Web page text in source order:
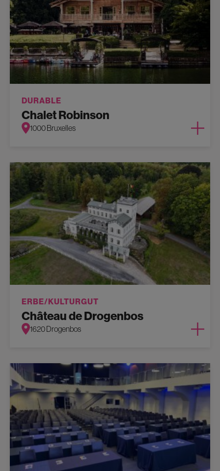
DURABLE
Chalet Robinson
1000 Bruxelles
ERBE/KULTURGUT
Château de Drogenbos
1620 Drogenbos